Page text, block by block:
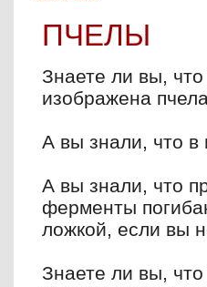
ПЧЕЛЫ
Знаете ли вы,
изображена
А вы знали, что
А вы знали, что
ферменты
ложкой, если вы
Знаете ли вы,